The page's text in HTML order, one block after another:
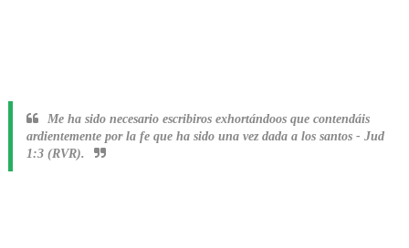
Me ha sido necesario escribiros exhortándoos que contendáis
ardientemente por la fe que ha sido una vez dada a los santos - Jud
1:3 (RVR).